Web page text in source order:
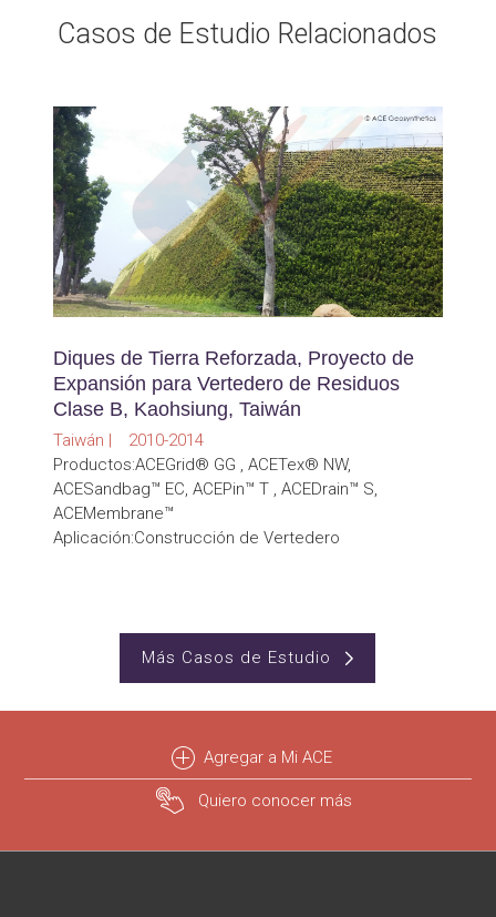
Casos de Estudio Relacionados
Diques de Tierra Reforzada, Proyecto de
Expansión para Vertedero de Residuos
Clase B, Kaohsiung, Taiwán
Taiwán | 2010-2014
Productos:ACEGrid® GG , ACETex® NW,
ACESandbag™ EC, ACEPin™ T , ACEDrain™ S,
ACEMembrane™
Aplicación:Construcción de Vertedero
Más Casos de Estudio
Agregar a Mi ACE
Quiero conocer más